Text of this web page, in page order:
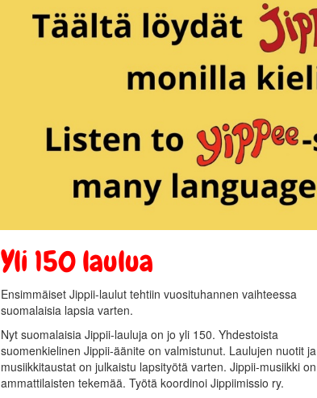
Yli 150 laulua
Ensimmäiset Jippii-laulut tehtiin vuosituhannen vaihteessa
suomalaisia lapsia varten.
Nyt suomalaisia Jippii-lauluja on jo yli 150. Yhdestoista
suomenkielinen Jippii-äänite on valmistunut. Laulujen nuotit ja
musiikkitaustat on julkaistu lapsityötä varten. Jippii-musiikki on
ammattilaisten tekemää. Työtä koordinoi Jippiimissio ry.